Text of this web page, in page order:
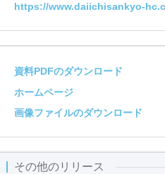
https://www.daiichisankyo-
資料PDFのダウンロード
ホームページ
画像ファイルのダウンロード
その他のリリース